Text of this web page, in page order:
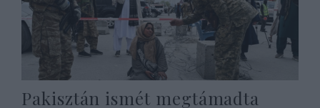
Pakisztán ismét megtámadta